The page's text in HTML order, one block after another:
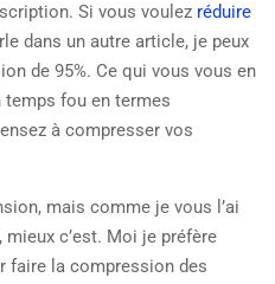
Si vous voulez réduire
dans un autre article, je peux
de 95%. Ce qui vous vous en
temps fou en termes
à compresser vos
mais comme je vous l’ai
mieux c’est. Moi je préfère
faire la compression des